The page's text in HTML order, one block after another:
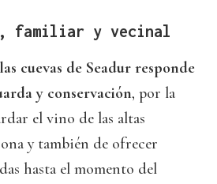
familiar y vecinal
cuevas de Seadur responde
y conservación, por la
el vino de las altas
y también de ofrecer
hasta el momento del